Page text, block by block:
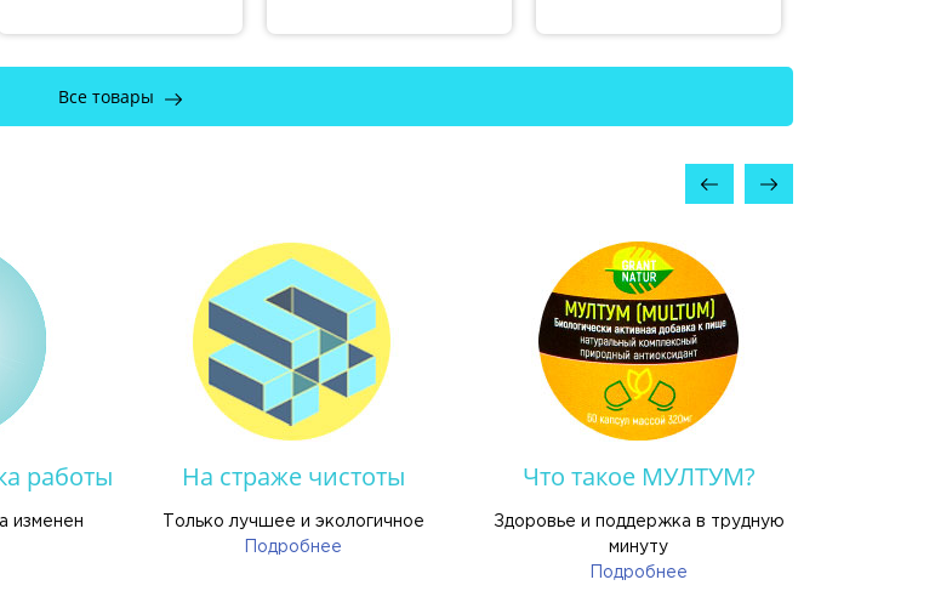
Все товары
работы
изменен
На страже чистоты
Только лучшее и экологичное
Подробнее
Что такое МУЛТУМ?
Здоровье и поддержка в трудную
минуту
Подробнее